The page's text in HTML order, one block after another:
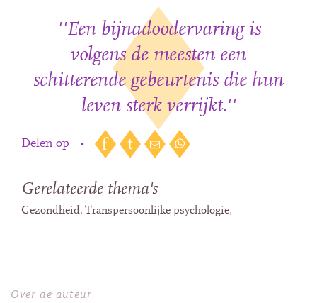
''Een bijnadoodervaring is
volgens de meesten een
schitterende gebeurtenis die hun
leven sterk verrijkt.''
Delen op •
Gerelateerde thema's
Gezondheid Transpersoonlijke psychologie
Over de auteur